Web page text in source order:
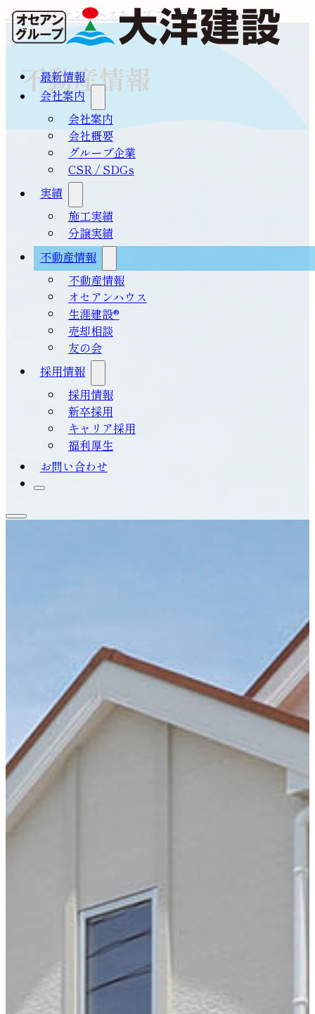
メインコンテンツへスキップフッターへスキップ
最新情報
会社案内
会社案内
会社概要
グループ企業
CSR / SDGs
実績
施工実績
分譲実績
不動産情報
不動産情報
オセアンハウス
生涯建設®
売却相談
友の会
採用情報
採用情報
新卒採用
キャリア採用
福利厚生
お問い合わせ
不動産情報